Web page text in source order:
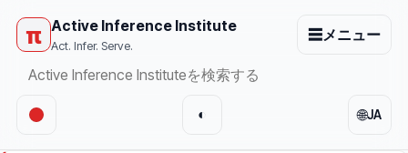
π Active Inference Institute
Act. Infer. Serve.
☰メニュー
🌐JA
◐